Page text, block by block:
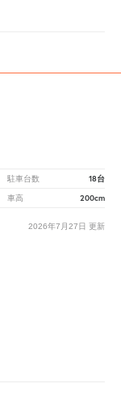
駐車台数 18台
車高 200cm
2026年7月27日 更新